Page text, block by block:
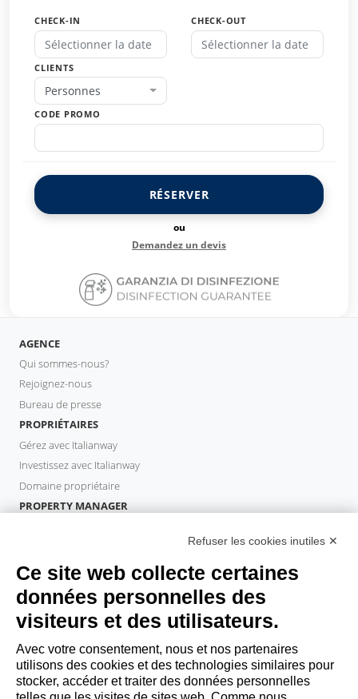
CHECK-IN CHECK-OUT
CLIENTS
Personnes
CODE PROMO
RÉSERVER
ou
Demandez un devis
AGENCE
Qui sommes-nous?
Rejoignez-nous
Bureau de presse
PROPRIÉTAIRES
Gérez avec Italianway
Investissez avec Italianway
Domaine propriétaire
PROPERTY MANAGER
INVITÉS
Réservez un séjour
Séjour longue durée
Expériences pour les clients
Reductions pour les clients
Conventions pour les entreprises
Refuser les cookies inutiles ✕
Ce site web collecte certaines
données personnelles des
visiteurs et des utilisateurs.
Avec votre consentement, nous et nos partenaires
utilisons des cookies et des technologies similaires pour
stocker, accéder et traiter des données personnelles